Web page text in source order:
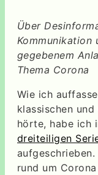
Über
Kommunikation
gegebenem
Thema Corona
Wie ich
klassischen
hörte, habe ich
dreiteiligen
rund um